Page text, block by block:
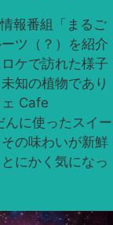
報番組「まるご
ツ（？）を紹介
ケで訪れた様子
知の植物であり
Cafe
に使ったスイー
の味わいが新鮮
にかく気になっ